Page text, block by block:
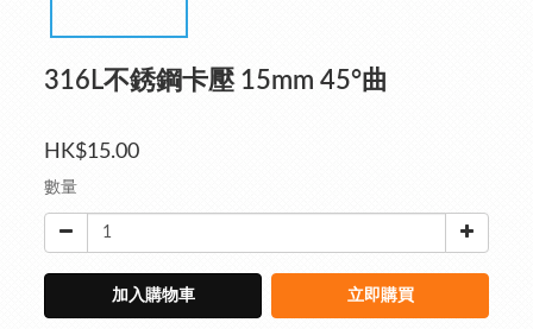
316L不銹鋼卡壓 15mm 45°曲
HK$15.00
數量
加入購物車 立即購買